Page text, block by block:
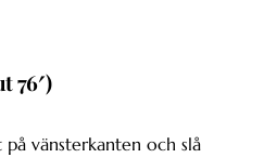
76′)
vänsterkanten och slå